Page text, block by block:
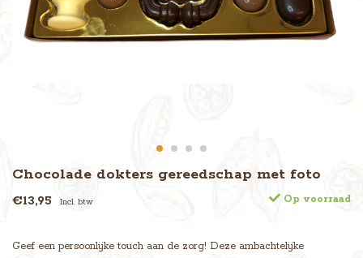
Chocolade dokters gereedschap met foto
€13,95 Incl. btw Op voorraad
Geef een persoonlijke touch aan de zorg! Deze ambachtelijke